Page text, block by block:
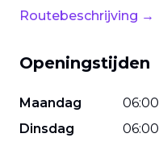
Routebeschrijving →
Openingstijden
Maandag 06:00
Dinsdag
06:00